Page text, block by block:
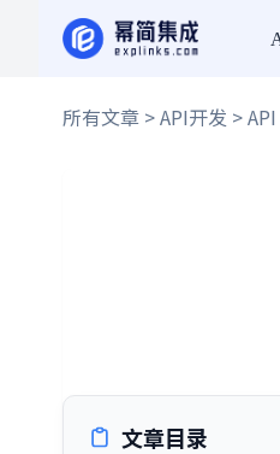
所有文章 >API开发 >
文章目录